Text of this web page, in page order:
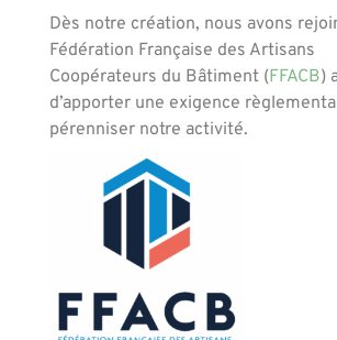
Dès notre création, nous avons
Fédération Française des Artisans
Coopérateurs du Bâtiment (FFACB)
d’apporter une exigence
pérenniser notre activité.